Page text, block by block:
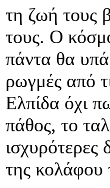
τη ζωή τους
τους. Ο
πάντα θα
ρωγμές από
Ελπίδα όχι
πάθος, το
ισχυρότερες
της κολάφου